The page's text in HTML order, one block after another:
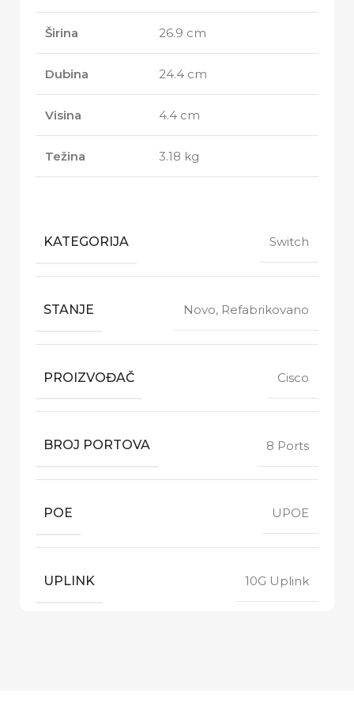
Širina 26.9 cm
Dubina 24.4 cm
Visina 4.4 cm
Težina 3.18 kg
KATEGORIJA Switch
STANJE Novo, Refabrikovano
PROIZVOĐAČ Cisco
BROJ PORTOVA 8 Ports
POE UPOE
UPLINK 10G Uplink